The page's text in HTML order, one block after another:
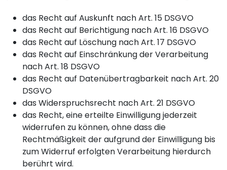
das Recht auf Auskunft nach Art. 15 DSGVO
das Recht auf Berichtigung nach Art. 16 DSGVO
das Recht auf Löschung nach Art. 17 DSGVO
das Recht auf Einschränkung der Verarbeitung
nach Art. 18 DSGVO
das Recht auf Datenübertragbarkeit nach Art. 20
DSGVO
das Widerspruchsrecht nach Art. 21 DSGVO
das Recht, eine erteilte Einwilligung jederzeit
widerrufen zu können, ohne dass die
Rechtmäßigkeit der aufgrund der Einwilligung bis
zum Widerruf erfolgten Verarbeitung hierdurch
berührt wird.